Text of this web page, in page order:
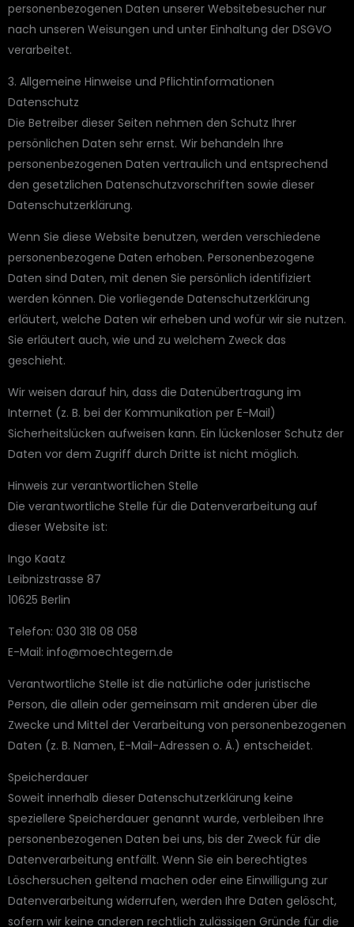
personenbezogenen Daten unserer Websitebesucher nur
nach unseren Weisungen und unter Einhaltung der DSGVO
verarbeitet.
3. Allgemeine Hinweise und Pflicht­informationen
Datenschutz
Die Betreiber dieser Seiten nehmen den Schutz Ihrer
persönlichen Daten sehr ernst. Wir behandeln Ihre
personenbezogenen Daten vertraulich und entsprechend
den gesetzlichen Datenschutzvorschriften sowie dieser
Datenschutzerklärung.
Wenn Sie diese Website benutzen, werden verschiedene
personenbezogene Daten erhoben. Personenbezogene
Daten sind Daten, mit denen Sie persönlich identifiziert
werden können. Die vorliegende Datenschutzerklärung
erläutert, welche Daten wir erheben und wofür wir sie nutzen.
Sie erläutert auch, wie und zu welchem Zweck das
geschieht.
Wir weisen darauf hin, dass die Datenübertragung im
Internet (z. B. bei der Kommunikation per E-Mail)
Sicherheitslücken aufweisen kann. Ein lückenloser Schutz der
Daten vor dem Zugriff durch Dritte ist nicht möglich.
Hinweis zur verantwortlichen Stelle
Die verantwortliche Stelle für die Datenverarbeitung auf
dieser Website ist:
Ingo Kaatz
Leibnizstrasse 87
10625 Berlin
Telefon: 030 318 08 058
E-Mail: info@moechtegern.de
Verantwortliche Stelle ist die natürliche oder juristische
Person, die allein oder gemeinsam mit anderen über die
Zwecke und Mittel der Verarbeitung von personenbezogenen
Daten (z. B. Namen, E-Mail-Adressen o. Ä.) entscheidet.
Speicherdauer
Soweit innerhalb dieser Datenschutzerklärung keine
speziellere Speicherdauer genannt wurde, verbleiben Ihre
personenbezogenen Daten bei uns, bis der Zweck für die
Datenverarbeitung entfällt. Wenn Sie ein berechtigtes
Löschersuchen geltend machen oder eine Einwilligung zur
Datenverarbeitung widerrufen, werden Ihre Daten gelöscht,
sofern wir keine anderen rechtlich zulässigen Gründe für die